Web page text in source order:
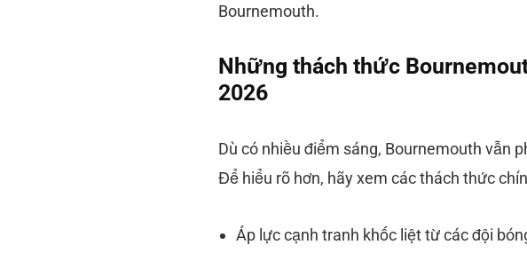
Bournemouth.
Những thách thức
2026
Dù có nhiều điểm sáng, Bournemouth vẫn
Để hiểu rõ hơn, hãy xem các thách thức
Áp lực cạnh tranh khốc liệt từ các đội